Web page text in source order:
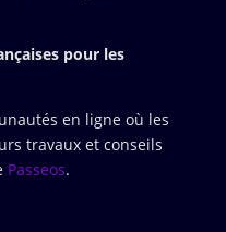
pour les
en ligne où les
travaux et conseils
Passeos.